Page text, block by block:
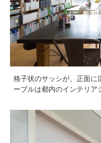
格子状のサッシが、正面に
ーブルは都内のインテリア